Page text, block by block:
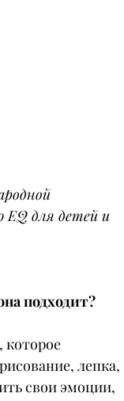
для детей и
подходит?
которое
лепка,
свои эмоции,